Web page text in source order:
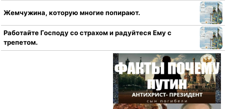
Жемчужина, которую многие попирают.
Работайте Господу со страхом и радуйтеся Ему с
трепетом.